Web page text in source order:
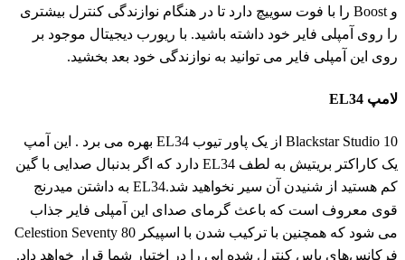
و Boost را با فوت سوییچ دارد تا در هنگام نوازندگی کنترل بیشتری
را روی آمپلی فایر خود داشته باشید. با ریورب دیجیتال موجود بر
روی این آمپلی فایر می توانید به نوازندگی خود بعد بخشید.
لامپ EL34
Blackstar Studio 10 از یک پاور تیوب EL34 بهره می برد . این آمپ
یک کاراکتر بریتیش به لطف EL34 دارد که اگر بدنبال صدایی با گین
کم هستید از شنیدن آن سیر نخواهید شد.EL34 به داشتن میدرنج
قوی معروف است که باعث گرمای صدای این آمپلی فایر جذاب
می شود که همچنین با ترکیب شدن با اسپیکر Celestion Seventy 80
فرکانس‌های باس کنترل شده ایی را در اختیار شما قرار خواهد داد.